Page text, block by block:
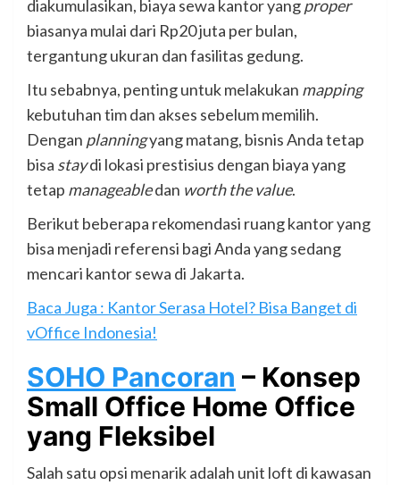
diakumulasikan, biaya sewa kantor yangproper
biasanya mulai dari Rp20 juta per bulan,
tergantung ukuran dan fasilitas gedung.
Itu sebabnya, penting untuk melakukan mapping
kebutuhan tim dan akses sebelum memilih.
Dengan planningyang matang, bisnis Anda tetap
bisa staydi lokasi prestisius dengan biaya yang
tetap manageabledan worth the value.
Berikut beberapa rekomendasi ruang kantor yang
bisa menjadi referensi bagi Anda yang sedang
mencari kantor sewa di Jakarta.
Baca Juga : Kantor Serasa Hotel? Bisa Banget di
vOffice Indonesia!
SOHO Pancoran – Konsep
Small Office Home Office
yang Fleksibel
Salah satu opsi menarik adalah unit loft di kawasan